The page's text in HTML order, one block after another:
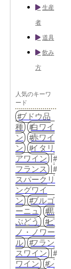
生産
者
道具
飲み
方
人気のキーワ
ード
ブドウ品
種
白ワイ
ン
赤ワイ
ン
イタリ
アワイン
フランス
スパークリ
ングワイ
ン
ブルゴ
ーニュ
黒
ぶどう
ピ
ノ・ノワー
ル
フラン
スワイン
ワイン
シ